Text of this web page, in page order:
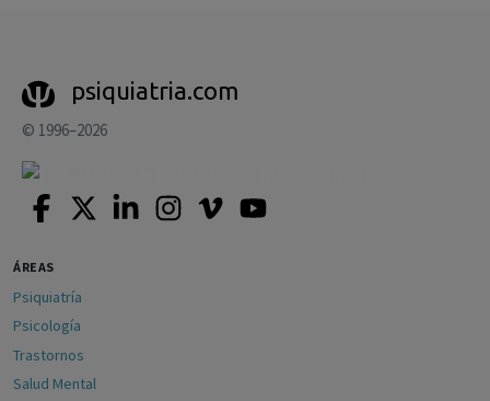
psiquiatria.com
© 1996–2026
ÁREAS
Psiquiatría
Psicología
Trastornos
Salud Mental